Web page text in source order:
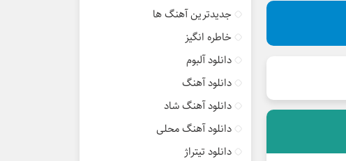
جدیدترین آهنگ ها
خاطره انگیز
دانلود آلبوم
دانلود آهنگ
دانلود آهنگ شاد
دانلود آهنگ محلی
دانلود تیتراژ